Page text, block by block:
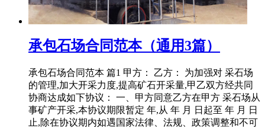
承包石场合同范本（通用3篇）
承包石场合同范本 篇1 甲方： 乙方： 为加强对 采石场
的管理,加大开采力度,提高矿石开采量,甲乙双方经共同
协商达成如下协议： 一、甲方同意乙方在甲方 采石场从
事矿产开采,本协议期限暂定 年,从 年 月 日起至 年 月 日
止,除在协议期内如遇国家法律、法规、政策调整和不可